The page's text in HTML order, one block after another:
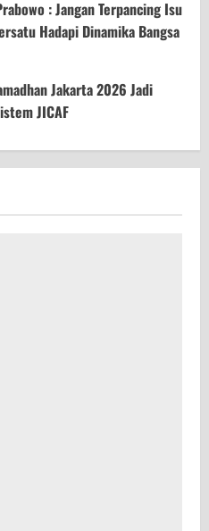
: Jangan Terpancing Isu
Hadapi Dinamika Bangsa
Jakarta 2026 Jadi
JICAF